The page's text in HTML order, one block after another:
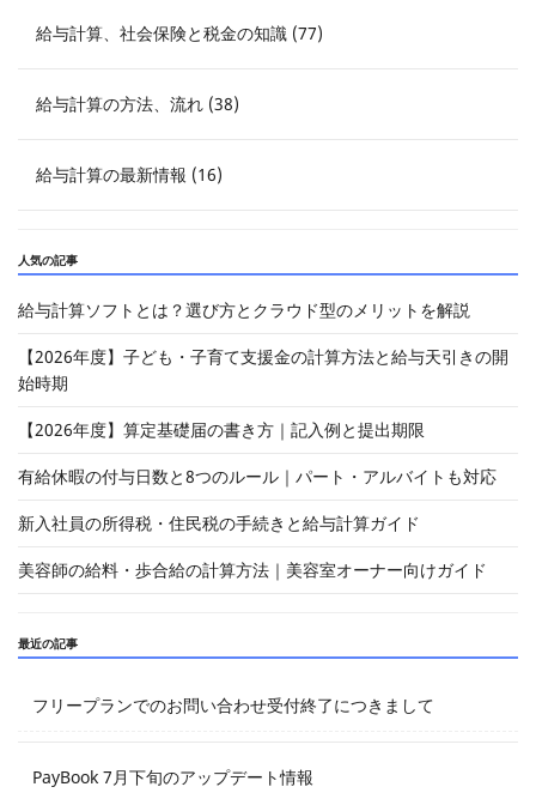
給与計算、社会保険と税金の知識 (77)
給与計算の方法、流れ (38)
給与計算の最新情報 (16)
人気の記事
給与計算ソフトとは？選び方とクラウド型のメリットを解説
【2026年度】子ども・子育て支援金の計算方法と給与天引きの開
始時期
【2026年度】算定基礎届の書き方｜記入例と提出期限
有給休暇の付与日数と8つのルール｜パート・アルバイトも対応
新入社員の所得税・住民税の手続きと給与計算ガイド
美容師の給料・歩合給の計算方法｜美容室オーナー向けガイド
最近の記事
フリープランでのお問い合わせ受付終了につきまして
PayBook 7月下旬のアップデート情報